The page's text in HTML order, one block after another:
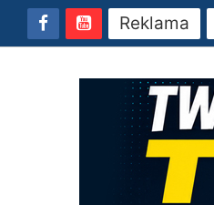
Reklama